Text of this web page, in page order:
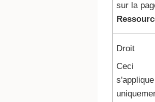
sur la
Droit
Ceci
s'applique